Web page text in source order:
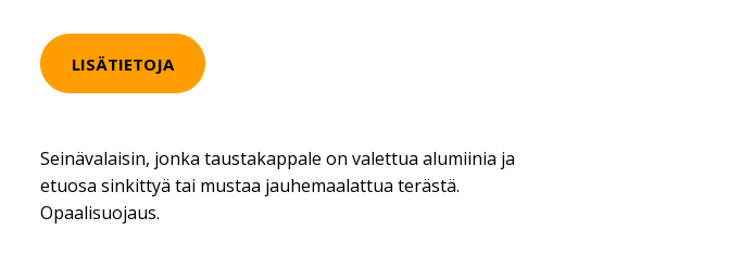
LISÄTIETOJA
Seinävalaisin, jonka taustakappale on valettua alumiinia ja
etuosa sinkittyä tai mustaa jauhemaalattua terästä.
Opaalisuojaus.